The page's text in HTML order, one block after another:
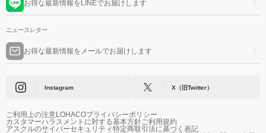
お得な最新情報をLINEでお届けします
ニュースレター
お得な最新情報をメールでお届けします
Instagram X（旧Twitter）
ご利用上の注意LOHACOプライバシーポリシー
カスタマーハラスメントに対する基本方針ご利用規約
アスクルのサイバーセキュリティ特定商取引法に基づく表記